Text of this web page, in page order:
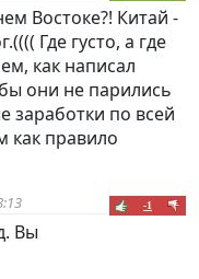
Востоке?! Китай -
Где густо, а где
как написал
они не парились
заработки по всей
как правило
-1
Вы